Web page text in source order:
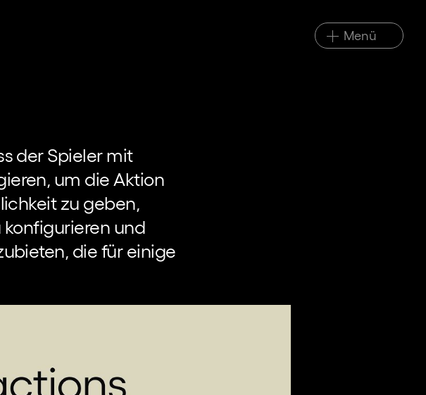
Menü
der Spieler mit
um die Aktion
zu geben,
und
die für einige